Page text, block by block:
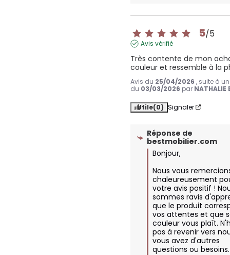
5/5
Avis vérifié
Très contente de mon
couleur et ressemble à la
Avis du 25/04/2026 , suite à
du 03/03/2026 par NATHALIE
Utile(0) Signaler
Réponse de
bestmobilier.com
Bonjour,
Nous vous
chaleureusement
votre avis positif !
sommes ravis
que le produit
vos attentes et que
couleur vous plaît.
pas à revenir vers
vous avez d'autres
questions ou